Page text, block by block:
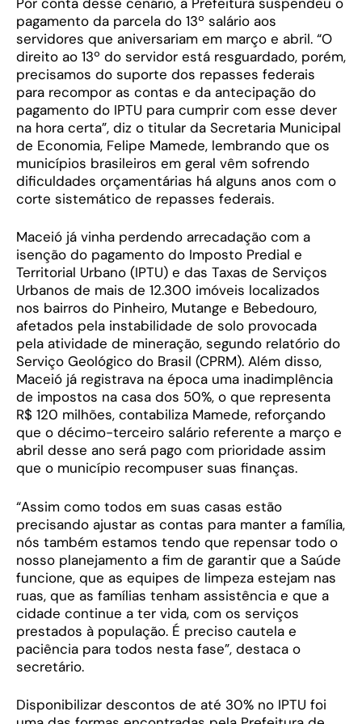
pagamento da parcela do 13º salário aos
servidores que aniversariam em março e abril. “O
direito ao 13º do servidor está resguardado, porém,
precisamos do suporte dos repasses federais
para recompor as contas e da antecipação do
pagamento do IPTU para cumprir com esse dever
na hora certa”, diz o titular da Secretaria Municipal
de Economia, Felipe Mamede, lembrando que os
municípios brasileiros em geral vêm sofrendo
dificuldades orçamentárias há alguns anos com o
corte sistemático de repasses federais.
Maceió já vinha perdendo arrecadação com a
isenção do pagamento do Imposto Predial e
Territorial Urbano (IPTU) e das Taxas de Serviços
Urbanos de mais de 12.300 imóveis localizados
nos bairros do Pinheiro, Mutange e Bebedouro,
afetados pela instabilidade de solo provocada
pela atividade de mineração, segundo relatório do
Serviço Geológico do Brasil (CPRM). Além disso,
Maceió já registrava na época uma inadimplência
de impostos na casa dos 50%, o que representa
R$ 120 milhões, contabiliza Mamede, reforçando
que o décimo-terceiro salário referente a março e
abril desse ano será pago com prioridade assim
que o município recompuser suas finanças.
“Assim como todos em suas casas estão
precisando ajustar as contas para manter a família,
nós também estamos tendo que repensar todo o
nosso planejamento a fim de garantir que a Saúde
funcione, que as equipes de limpeza estejam nas
ruas, que as famílias tenham assistência e que a
cidade continue a ter vida, com os serviços
prestados à população. É preciso cautela e
paciência para todos nesta fase”, destaca o
secretário.
Disponibilizar descontos de até 30% no IPTU foi